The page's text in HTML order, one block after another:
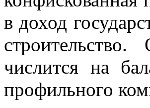
в доход
числится на
профильного